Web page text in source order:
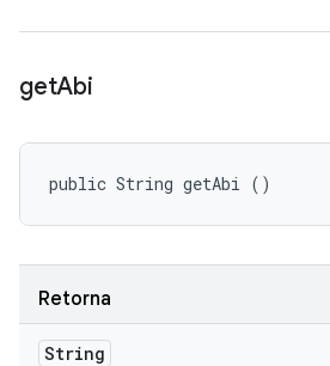
getAbi
public String getAbi ()
Retorna
String